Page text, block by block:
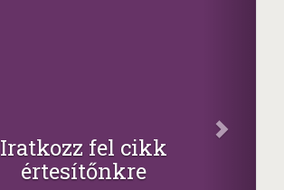
Iratkozz fel cikk
értesítőnkre